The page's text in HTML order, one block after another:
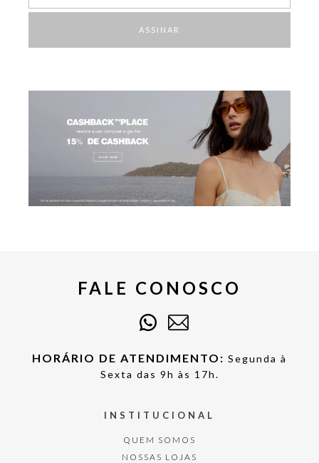
ASSINAR
FALE CONOSCO
HORÁRIO DE ATENDIMENTO: Segunda à
Sexta das 9h às 17h.
INSTITUCIONAL
QUEM SOMOS
NOSSAS LOJAS